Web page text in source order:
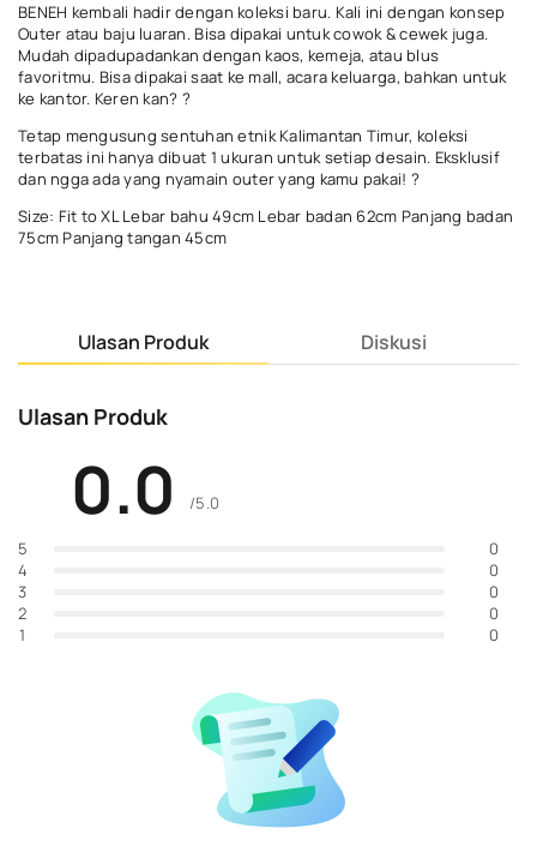
BENEH kembali hadir dengan koleksi baru. Kali ini dengan konsep
Outer atau baju luaran. Bisa dipakai untuk cowok & cewek juga.
Mudah dipadupadankan dengan kaos, kemeja, atau blus
favoritmu. Bisa dipakai saat ke mall, acara keluarga, bahkan untuk
ke kantor. Keren kan? ?
Tetap mengusung sentuhan etnik Kalimantan Timur, koleksi
terbatas ini hanya dibuat 1 ukuran untuk setiap desain. Eksklusif
dan ngga ada yang nyamain outer yang kamu pakai! ?
Size: Fit to XL Lebar bahu 49cm Lebar badan 62cm Panjang badan
75cm Panjang tangan 45cm
Ulasan Produk Diskusi
Ulasan Produk
0.0 /5.0
5
0
4
0
3
0
2
0
1
0